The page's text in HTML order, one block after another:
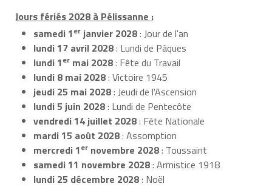
Jours fériés 2028 à Pélissanne :
samedi 1er janvier 2028: Jour de l'an
lundi 17 avril 2028: Lundi de Pâques
lundi 1er mai 2028: Fête du Travail
lundi 8 mai 2028: Victoire 1945
jeudi 25 mai 2028: Jeudi de l'Ascension
lundi 5 juin 2028: Lundi de Pentecôte
vendredi 14 juillet 2028: Fête Nationale
mardi 15 août 2028: Assomption
mercredi 1er novembre 2028: Toussaint
samedi 11 novembre 2028: Armistice 1918
lundi 25 décembre 2028: Noël